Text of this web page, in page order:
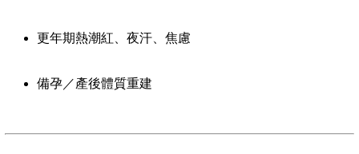
更年期熱潮紅、夜汗、焦慮
備孕／產後體質重建